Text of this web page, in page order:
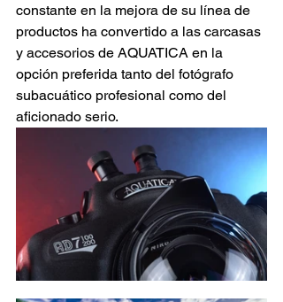
constante en la mejora de su línea de
productos ha convertido a las carcasas
y accesorios de AQUATICA en la
opción preferida tanto del fotógrafo
subacuático profesional como del
aficionado serio.